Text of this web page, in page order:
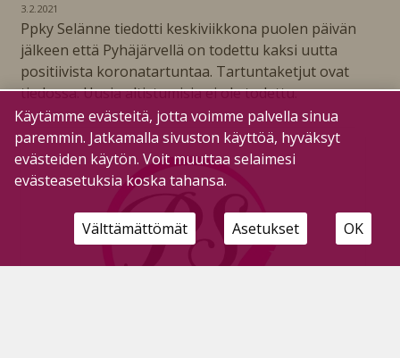
3.2.2021
Ppky Selänne tiedotti keskiviikkona puolen päivän
jälkeen että Pyhäjärvellä on todettu kaksi uutta
positiivista koronatartuntaa. Tartuntaketjut ovat
tiedossa. Uusia altistumisia ei ole todettu.
Käytämme evästeitä, jotta voimme palvella sinua
paremmin. Jatkamalla sivuston käyttöä, hyväksyt
evästeiden käytön. Voit muuttaa selaimesi
evästeasetuksia koska tahansa.
Välttämättömät Asetukset OK